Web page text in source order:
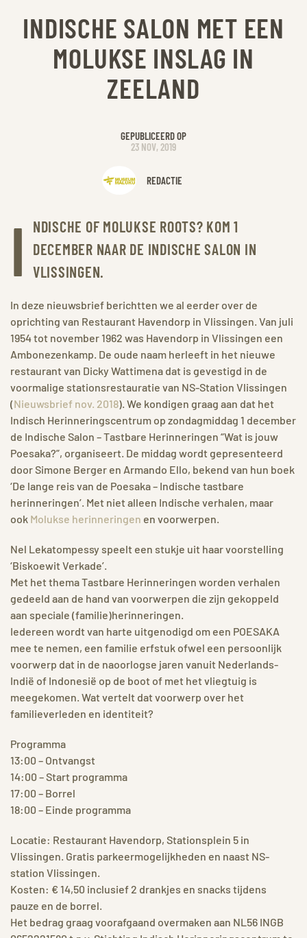
INDISCHE SALON MET EEN
MOLUKSE INSLAG IN
ZEELAND
GEPUBLICEERD OP
23 NOV, 2019
REDACTIE
I
NDISCHE OF MOLUKSE ROOTS? KOM 1
DECEMBER NAAR DE INDISCHE SALON IN
VLISSINGEN.
In deze nieuwsbrief berichtten we al eerder over de
oprichting van Restaurant Havendorp in Vlissingen. Van juli
1954 tot november 1962 was Havendorp in Vlissingen een
Ambonezenkamp. De oude naam herleeft in het nieuwe
restaurant van Dicky Wattimena dat is gevestigd in de
voormalige stationsrestauratie van NS-Station Vlissingen
(Nieuwsbrief nov. 2018). We kondigen graag aan dat het
Indisch Herinneringscentrum op zondagmiddag 1 december
de Indische Salon – Tastbare Herinneringen “Wat is jouw
Poesaka?”, organiseert. De middag wordt gepresenteerd
door Simone Berger en Armando Ello, bekend van hun boek
‘De lange reis van de Poesaka – Indische tastbare
herinneringen’. Met niet alleen Indische verhalen, maar
ook Molukse herinneringen en voorwerpen.
Nel Lekatompessy speelt een stukje uit haar voorstelling
‘Biskoewit Verkade’.
Met het thema Tastbare Herinneringen worden verhalen
gedeeld aan de hand van voorwerpen die zijn gekoppeld
aan speciale (familie)herinneringen.
Iedereen wordt van harte uitgenodigd om een POESAKA
mee te nemen, een familie erfstuk ofwel een persoonlijk
voorwerp dat in de naoorlogse jaren vanuit Nederlands-
Indië of Indonesië op de boot of met het vliegtuig is
meegekomen. Wat vertelt dat voorwerp over het
familieverleden en identiteit?
Programma
13:00 – Ontvangst
14:00 – Start programma
17:00 – Borrel
18:00 – Einde programma
Locatie: Restaurant Havendorp, Stationsplein 5 in
Vlissingen. Gratis parkeermogelijkheden en naast NS-
station Vlissingen.
Kosten: € 14,50 inclusief 2 drankjes en snacks tijdens
pauze en de borrel.
Het bedrag graag voorafgaand overmaken aan NL56 INGB